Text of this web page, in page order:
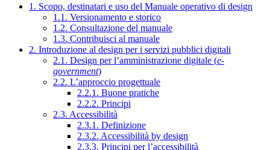
1. Scopo, destinatari e uso del Manuale operativo di design
1.1. Versionamento e storico
1.2. Consultazione del manuale
1.3. Contribuisci al manuale
2. Introduzione al design per i servizi pubblici digitali
2.1. Design per l’amministrazione digitale (e-
government)
2.2. L’approccio progettuale
2.2.1. Buone pratiche
2.2.2. Principi
2.3. Accessibilità
2.3.1. Definizione
2.3.2. Accessibilità by design
2.3.3. Principi per l’accessibilità